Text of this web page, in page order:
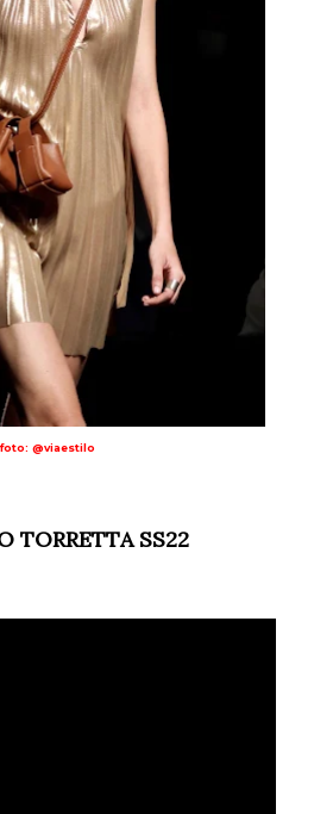
foto: @viaestilo
TORRETTA SS22